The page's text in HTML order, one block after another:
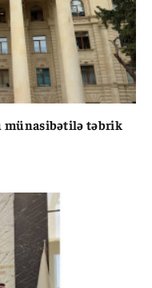
münasibətilə təbrik